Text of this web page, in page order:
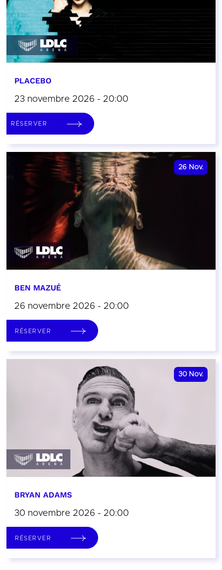
PLACEBO
23 novembre 2026 - 20:00
RÉSERVER
26 Nov.
BEN MAZUÉ
26 novembre 2026 - 20:00
RÉSERVER
30 Nov.
BRYAN ADAMS
30 novembre 2026 - 20:00
RÉSERVER